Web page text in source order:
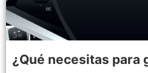
¿Qué necesitas para